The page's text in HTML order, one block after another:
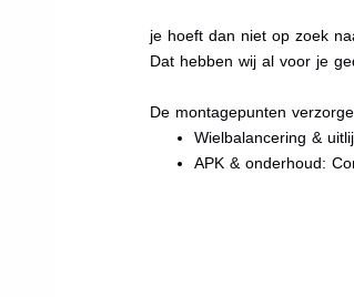
je hoeft dan niet op zoek
Dat hebben wij al voor je
De montagepunten
Wielbalancering &
APK & onderhoud: